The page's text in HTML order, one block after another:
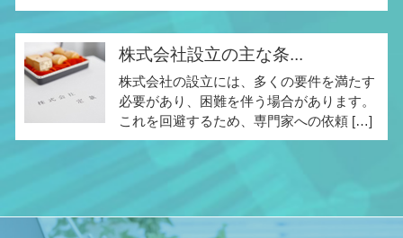
株式会社設立の主な条...
株式会社の設立には、多くの要件を満たす
必要があり、困難を伴う場合があります。
これを回避するため、専門家への依頼 […]